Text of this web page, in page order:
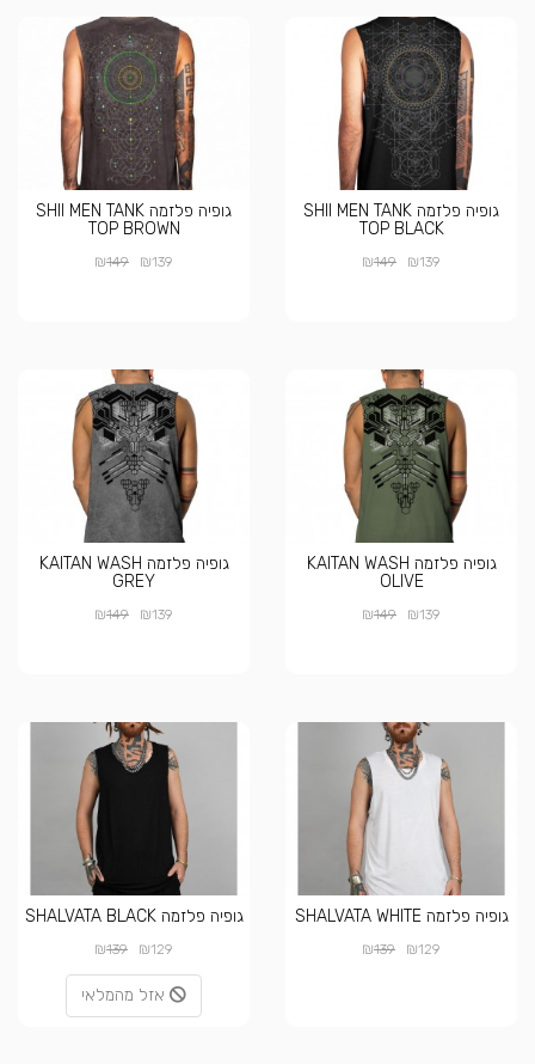
גופיה פלזמה SHII MEN TANK
TOP BLACK
₪139
₪149
גופיה פלזמה SHII MEN TANK
TOP BROWN
₪139
₪149
גופיה פלזמה KAITAN WASH
OLIVE
₪139
₪149
גופיה פלזמה KAITAN WASH
GREY
₪139
₪149
גופיה פלזמה SHALVATA WHITE
₪129
₪139
גופיה פלזמה SHALVATA BLACK
₪129
₪139
אזל מהמלאי